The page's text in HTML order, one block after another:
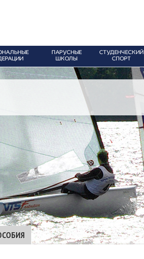
ПАРУСНЫЕ
ШКОЛЫ
СТУДЕНЧЕСКИЙ
СПОРТ